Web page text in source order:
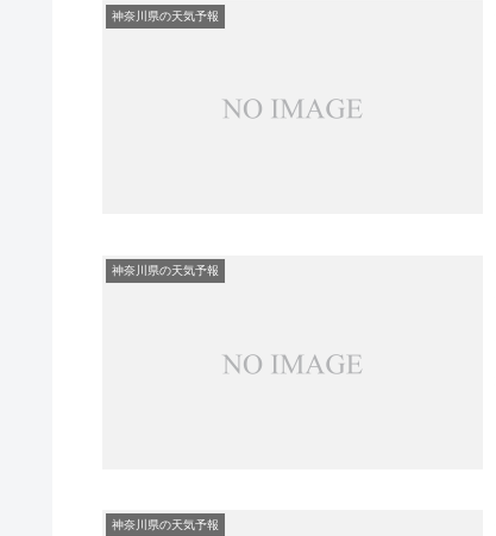
神奈川県の天気予報
神奈川県の天気予報
神奈川県の天気予報